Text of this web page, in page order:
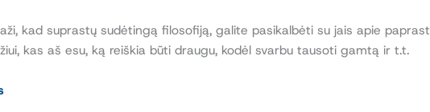
kad suprastų sudėtingą filosofiją, galite pasikalbėti su jais apie
kas aš esu, ką reiškia būti draugu, kodėl svarbu tausoti gamtą ir t.t.